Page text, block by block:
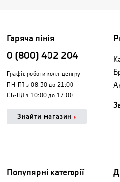
Гаряча лінія
0 (800) 402 204
Графік роботи колл-центру
ПН-ПТ з 08:30 до 21:00
СБ-НД з 10:00 до 17:00
Знайти магазин
Популярні категорії